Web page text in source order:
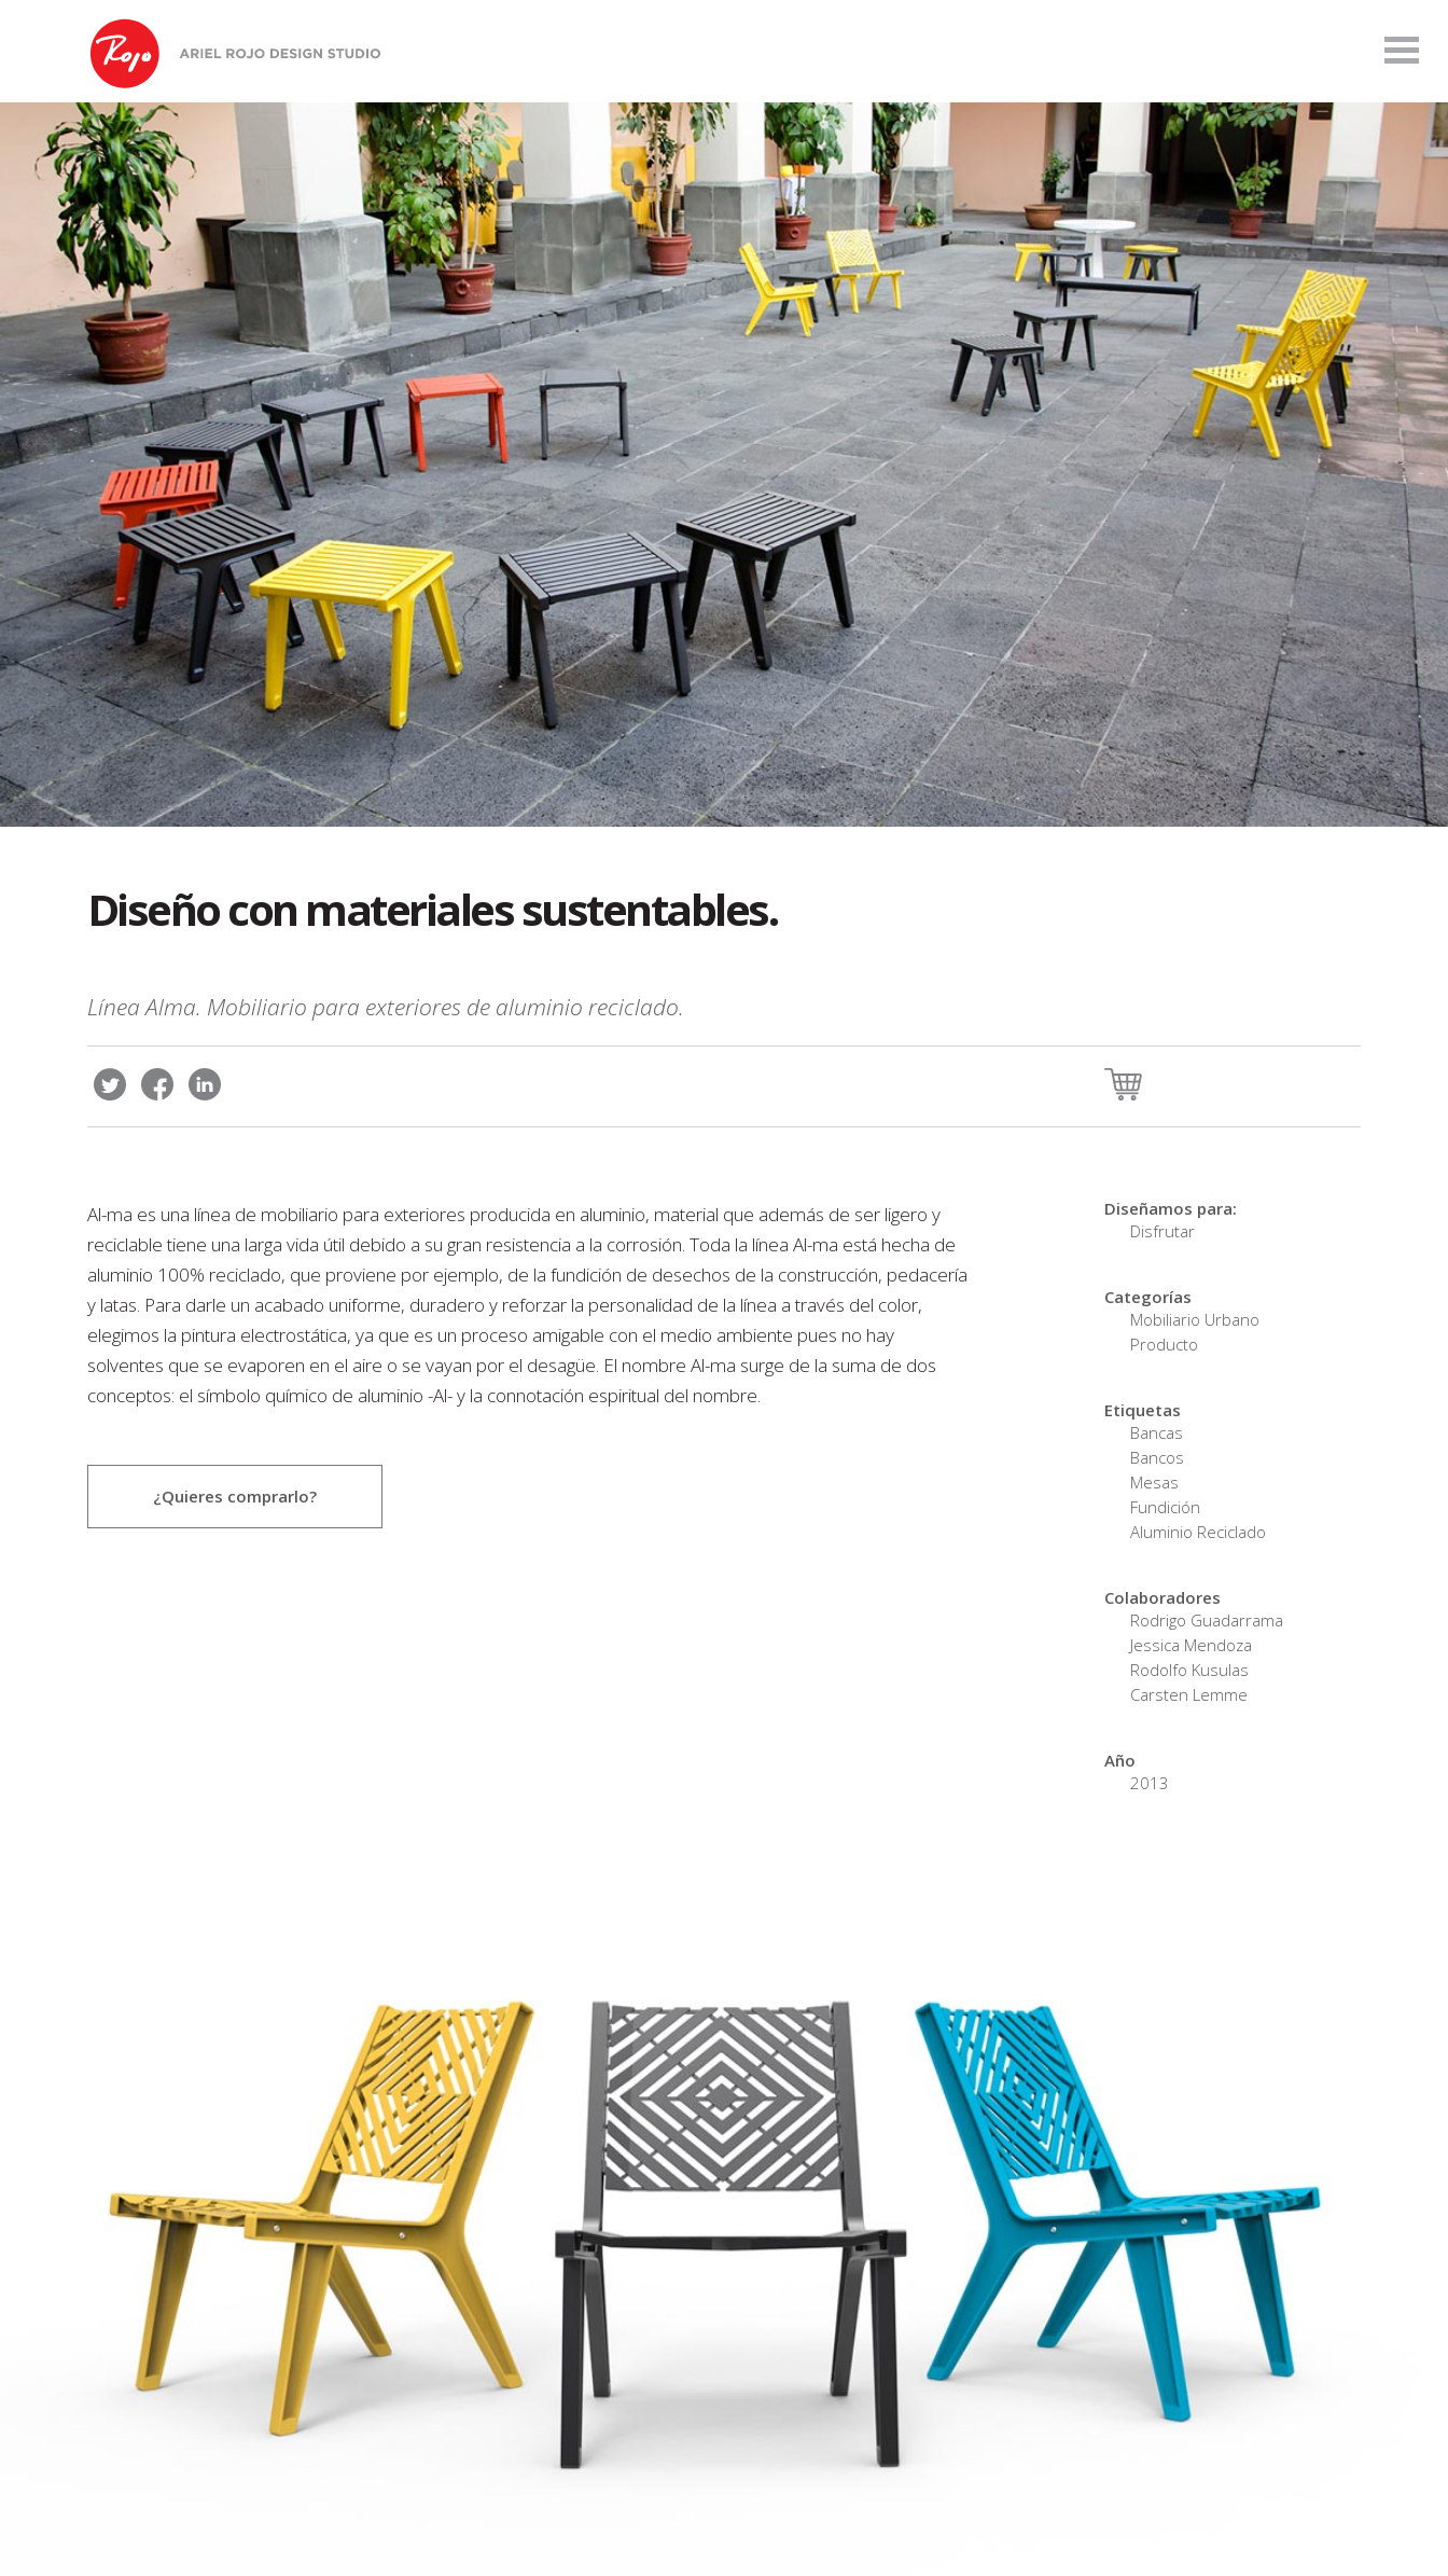
Diseño con materiales sustentables.
Línea Alma. Mobiliario para exteriores de aluminio reciclado.
Al-ma es una línea de mobiliario para exteriores producida en aluminio, material que además de ser ligero y
reciclable tiene una larga vida útil debido a su gran resistencia a la corrosión. Toda la línea Al-ma está hecha de
aluminio 100% reciclado, que proviene por ejemplo, de la fundición de desechos de la construcción, pedacería
y latas. Para darle un acabado uniforme, duradero y reforzar la personalidad de la línea a través del color,
elegimos la pintura electrostática, ya que es un proceso amigable con el medio ambiente pues no hay
solventes que se evaporen en el aire o se vayan por el desagüe. El nombre Al-ma surge de la suma de dos
conceptos: el símbolo químico de aluminio -Al- y la connotación espiritual del nombre.
¿Quieres comprarlo?
Diseñamos para:
Disfrutar
Categorías
Mobiliario Urbano
Producto
Etiquetas
Bancas
Bancos
Mesas
Fundición
Aluminio Reciclado
Colaboradores
Rodrigo Guadarrama
Jessica Mendoza
Rodolfo Kusulas
Carsten Lemme
Año
2013